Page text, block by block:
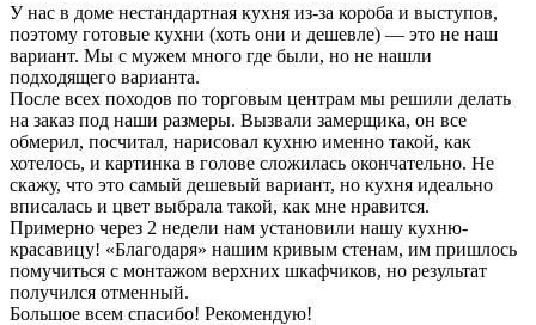
У нас в доме нестандартная кухня из-за короба и выступов,
поэтому готовые кухни (хоть они и дешевле) — это не наш
вариант. Мы с мужем много где были, но не нашли
подходящего варианта.
После всех походов по торговым центрам мы решили делать
на заказ под наши размеры. Вызвали замерщика, он все
обмерил, посчитал, нарисовал кухню именно такой, как
хотелось, и картинка в голове сложилась окончательно. Не
скажу, что это самый дешевый вариант, но кухня идеально
вписалась и цвет выбрала такой, как мне нравится.
Примерно через 2 недели нам установили нашу кухню-
красавицу! «Благодаря» нашим кривым стенам, им пришлось
помучиться с монтажом верхних шкафчиков, но результат
получился отменный.
Большое всем спасибо! Рекомендую!